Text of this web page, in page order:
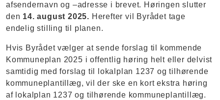
afsendernavn og –adresse i brevet. Høringen slutter
den 14. august 2025. Herefter vil Byrådet tage
endelig stilling til planen.
Hvis Byrådet vælger at sende forslag til kommende
Kommuneplan 2025 i offentlig høring helt eller delvist
samtidig med forslag til lokalplan 1237 og tilhørende
kommuneplantillæg, vil der ske en kort ekstra høring
af lokalplan 1237 og tilhørende kommuneplantillæg.